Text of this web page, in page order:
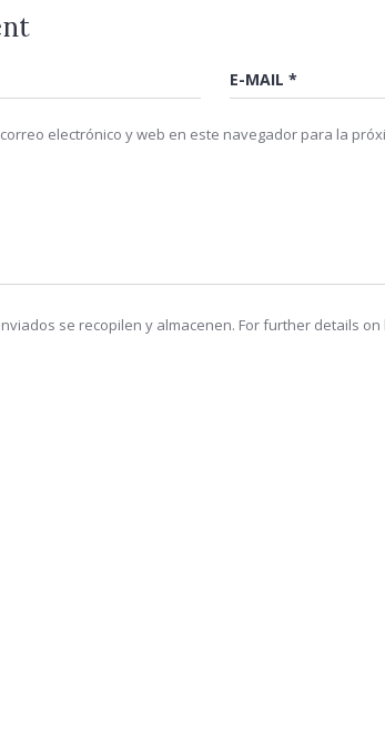
electrónico y web en este navegador para la
se recopilen y almacenen. For further details